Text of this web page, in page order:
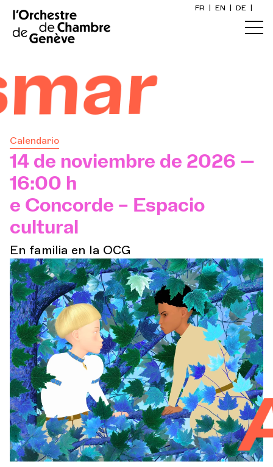
FR EN DE
Calendario
14 de noviembre de 2026 —
16:00 h
e Concorde – Espacio
cultural
En familia en la OCG
Inicio
Calendario
Información práctica
Explore
Participación cultural
Orquesta y músicos
LA OCG
Espacio Pro
Iniciar sesión